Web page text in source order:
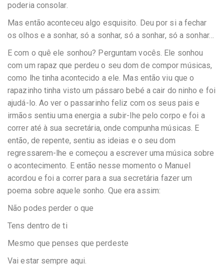
poderia consolar.
Mas então aconteceu algo esquisito. Deu por si a fechar
os olhos e a sonhar, só a sonhar, só a sonhar, só a sonhar…
E com o quê ele sonhou? Perguntam vocês. Ele sonhou
com um rapaz que perdeu o seu dom de compor músicas,
como lhe tinha acontecido a ele. Mas então viu que o
rapazinho tinha visto um pássaro bebé a cair do ninho e foi
ajudá-lo. Ao ver o passarinho feliz com os seus pais e
irmãos sentiu uma energia a subir-lhe pelo corpo e foi a
correr até à sua secretária, onde compunha músicas. E
então, de repente, sentiu as ideias e o seu dom
regressarem-lhe e começou a escrever uma música sobre
o acontecimento. E então nesse momento o Manuel
acordou e foi a correr para a sua secretária fazer um
poema sobre aquele sonho. Que era assim:
Não podes perder o que
Tens dentro de ti
Mesmo que penses que perdeste
Vai estar sempre aqui.